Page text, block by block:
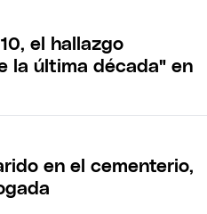
el hallazgo
la última década" en
en el cementerio,